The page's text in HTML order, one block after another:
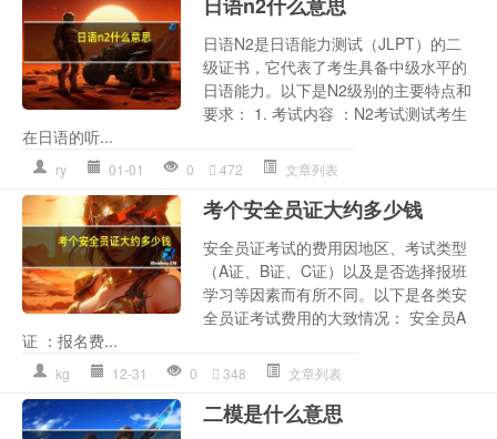
日语N2是日语能力测试（JLPT）的二
级证书，它代表了考生具备中级水平的
日语能力。以下是N2级别的主要特点和
要求： 1. 考试内容 ：N2考试测试考生
在日语的听...
ry 01-01 0 472 文章列表
考个安全员证大约多少钱
安全员证考试的费用因地区、考试类型
（A证、B证、C证）以及是否选择报班
学习等因素而有所不同。以下是各类安
全员证考试费用的大致情况： 安全员A
证 ：报名费...
kg 12-31 0 348 文章列表
二模是什么意思